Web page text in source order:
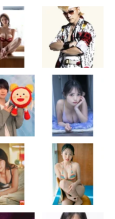
イメージは変わってないで
すね。
じゃなかった（笑）。男子
るのはいつ以来ですか？
以来。
よ、名誉卒業式を。